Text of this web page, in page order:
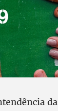
da